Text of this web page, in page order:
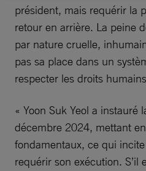
président, mais requérir la
retour en arrière. La peine
par nature cruelle,
pas sa place dans un
respecter les droits
« Yoon Suk Yeol a instauré
décembre 2024, mettant
fondamentaux, ce qui
requérir son exécution. S’il